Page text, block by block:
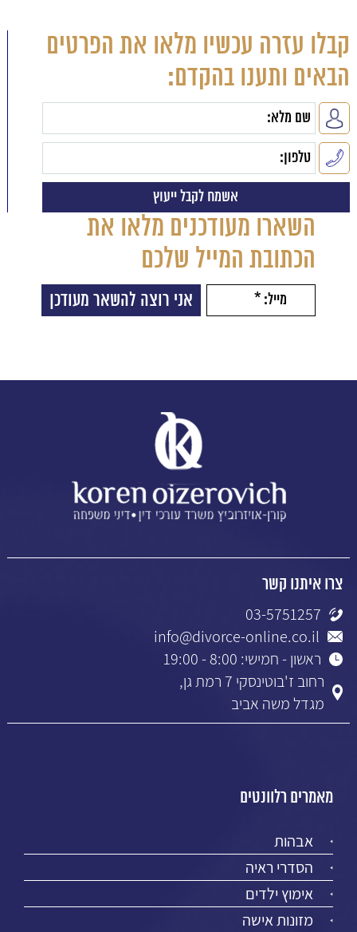
קבלו עזרה עכשיו מלאו את הפרטים
הבאים ותענו בהקדם:
השארו מעודכנים מלאו את
הכתובת המייל שלכם
צרו איתנו קשר
03-5751257
info@divorce-online.co.il
ראשון - חמישי: 8:00 - 19:00
רחוב ז'בוטינסקי 7 רמת גן,
מגדל משה אביב
מאמרים רלוונטים
אבהות
הסדרי ראיה
אימוץ ילדים
מזונות אישה